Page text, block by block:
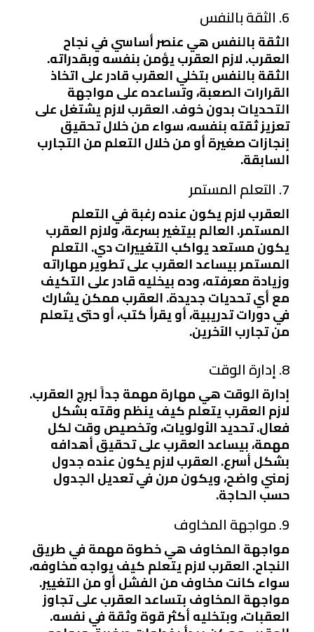
6. الثقة بالنفس
الثقة بالنفس هي عنصر أساسي في نجاح
العقرب. لازم العقرب يؤمن بنفسه وبقدراته.
الثقة بالنفس بتخلي العقرب قادر على اتخاذ
القرارات الصعبة، وتساعده على مواجهة
التحديات بدون خوف. العقرب لازم يشتغل على
تعزيز ثقته بنفسه، سواء من خلال تحقيق
إنجازات صغيرة أو من خلال التعلم من التجارب
السابقة.
7. التعلم المستمر
العقرب لازم يكون عنده رغبة في التعلم
المستمر. العالم بيتغير بسرعة، ولازم العقرب
يكون مستعد يواكب التغييرات دي. التعلم
المستمر بيساعد العقرب على تطوير مهاراته
وزيادة معرفته، وده بيخليه قادر على التكيف
مع أي تحديات جديدة. العقرب ممكن يشارك
في دورات تدريبية، أو يقرأ كتب، أو حتى يتعلم
من تجارب الآخرين.
8. إدارة الوقت
إدارة الوقت هي مهارة مهمة جداً لبرج العقرب.
لازم العقرب يتعلم كيف ينظم وقته بشكل
فعال. تحديد الأولويات، وتخصيص وقت لكل
مهمة، بيساعد العقرب على تحقيق أهدافه
بشكل أسرع. العقرب لازم يكون عنده جدول
زمني واضح، ويكون مرن في تعديل الجدول
حسب الحاجة.
9. مواجهة المخاوف
مواجهة المخاوف هي خطوة مهمة في طريق
النجاح. العقرب لازم يتعلم كيف يواجه مخاوفه،
سواء كانت مخاوف من الفشل أو من التغيير.
مواجهة المخاوف بتساعد العقرب على تجاوز
العقبات، وبتخليه أكثر قوة وثقة في نفسه.